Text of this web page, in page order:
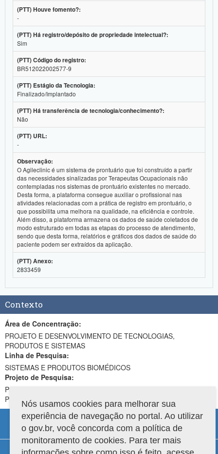
(PTT) Houve fomento?:
-
(PTT) Há registro/depósito de propriedade intelectual?:
Sim
(PTT) Código do registro:
BR512022002577-9
(PTT) Estágio da Tecnologia:
Finalizado/Implantado
(PTT) Há transferência de tecnologia/conhecimento?:
Não
(PTT) URL:
-
Observação:
O Agileclinic é um sistema de prontuário que foi construído a partir
das necessidades sinalizadas por Terapeutas Ocupacionais não
contempladas nos sistemas de prontuário existentes no mercado.
Desta forma, a plataforma consegue auxiliar o profissional nas
atividades relacionadas com a prática de registro em prontuário, o
que possibilita uma melhora na qualidade, na eficiência e controle.
Além disso, a plataforma armazena os dados de saúde coletados de
modo estruturado em todas as etapas do processo de atendimento,
sendo que desta forma, relatórios e gráficos dos dados de saúde do
paciente podem ser extraídos da aplicação.
(PTT) Anexo:
2833459
Contexto
Área de Concentração:
PROJETO E DESENVOLVIMENTO DE TECNOLOGIAS,
PRODUTOS E SISTEMAS
Linha de Pesquisa:
SISTEMAS E PRODUTOS BIOMÉDICOS
Projeto de Pesquisa:
Projeto Integrador Desenvolvimento de Sistemas, Produtos e
Protótipos em Saúde
Nós usamos cookies para melhorar sua
experiência de navegação no portal. Ao utilizar
o gov.br, você concorda com a política de
monitoramento de cookies. Para ter mais